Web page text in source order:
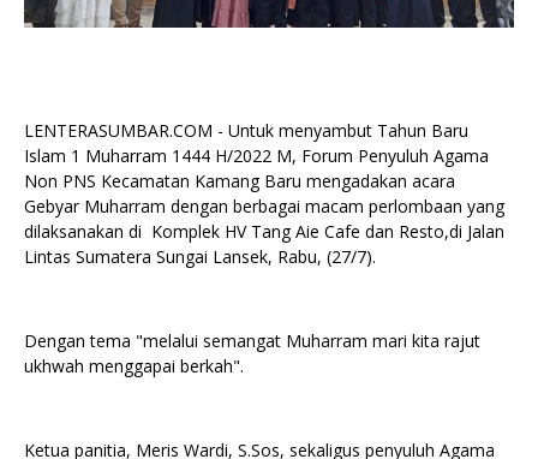
LENTERASUMBAR.COM - Untuk menyambut Tahun Baru
Islam 1 Muharram 1444 H/2022 M, Forum Penyuluh Agama
Non PNS Kecamatan Kamang Baru mengadakan acara
Gebyar Muharram dengan berbagai macam perlombaan yang
dilaksanakan di Komplek HV Tang Aie Cafe dan Resto,di Jalan
Lintas Sumatera Sungai Lansek, Rabu, (27/7).
Dengan tema "melalui semangat Muharram mari kita rajut
ukhwah menggapai berkah".
Ketua panitia, Meris Wardi, S.Sos, sekaligus penyuluh Agama